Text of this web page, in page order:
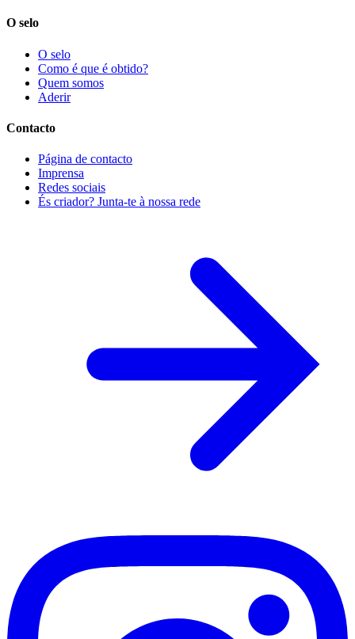
O selo
O selo
Como é que é obtido?
Quem somos
Aderir
Contacto
Página de contacto
Imprensa
Redes sociais
És criador? Junta-te à nossa rede